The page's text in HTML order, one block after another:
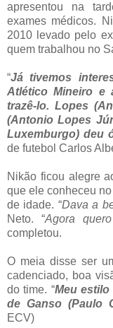
apresentou na
exames médicos.
2010 levado pelo
quem trabalhou no
“Já tivemos
Atlético Mineiro e
trazê-lo. Lopes
(Antonio Lopes
Luxemburgo) deu
de futebol Carlos
Nikão ficou alegre
que ele conheceu
de idade. “Dava a
Neto. “Agora
completou.
O meia disse ser
cadenciado, boa
do time. “Meu
de Ganso (Paulo
ECV)